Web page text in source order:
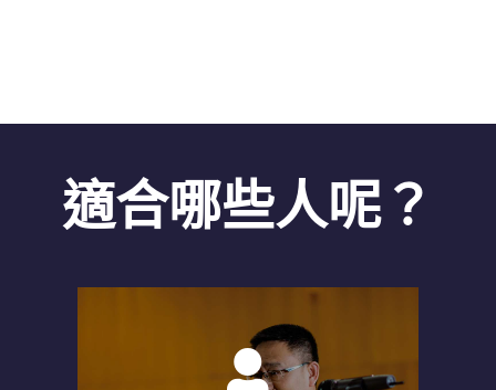
適合哪些人呢？